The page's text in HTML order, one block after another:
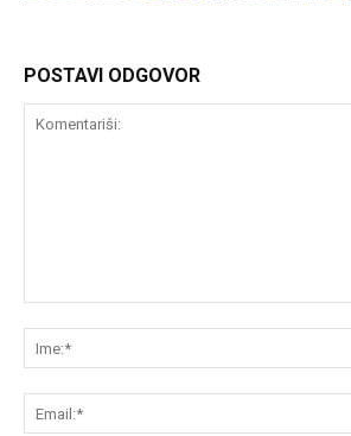
POSTAVI ODGOVOR